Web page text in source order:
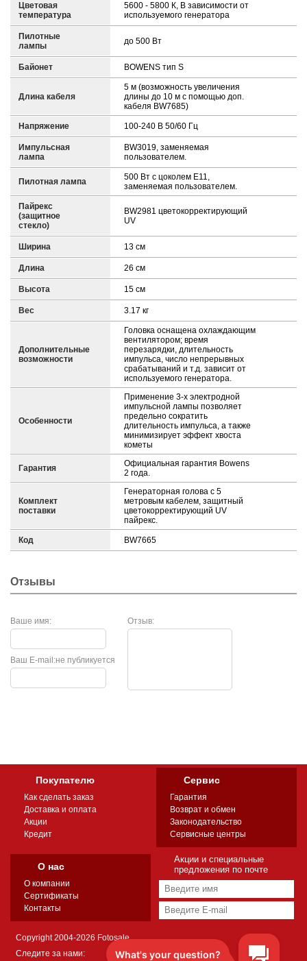
Цветовая
температура
5600 - 5800 К, В зависимости от
используемого генератора
Пилотные
лампы
до 500 Вт
Байонет BOWENS тип S
Длина кабеля
5 м (возможность увеличения
длины до 10 м с помощью доп.
кабеля BW7685)
Напряжение 100-240 В 50/60 Гц
Импульсная
лампа
BW3019, заменяемая
пользователем.
Пилотная лампа
500 Вт с цоколем Е11,
заменяемая пользователем.
Пайрекс
(защитное
стекло)
BW2981 цветокорректирующий
UV
Ширина 13 см
Длина 26 см
Высота 15 см
Вес 3.17 кг
Дополнительные
возможности
Головка оснащена охлаждающим
вентилятором; время
перезарядки, длительность
импульса, число непрерывных
срабатываний и т.д. зависит от
используемого генератора.
Особенности
Применение 3-х электродной
импульсной лампы позволяет
предельно сократить
длительность импульса, а также
минимизирует эффект хвоста
кометы
Гарантия
Официальная гарантия Bowens
2 года.
Комплект
поставки
Генераторная голова с 5
метровым кабелем, защитный
цветокорректирующий UV
пайрекс.
Код BW7665
Отзывы
Ваше имя: Отзыв:
не публикуется
Ваш E-mail:
Покупателю
Как сделать заказ
Доставка и оплата
Акции
Кредит
Сервис
Гарантия
Возврат и обмен
Законодательство
Сервисные центры
О нас
О компании
Сертификаты
Контакты
Акции и специальные
предложения по почте
Copyright 2004-2026 Fotosale
Следите за нами: